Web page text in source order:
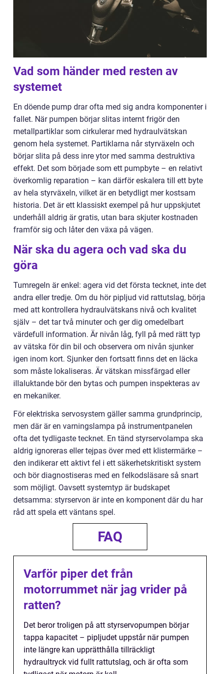
Vad som händer med resten av
systemet
En döende pump drar ofta med sig andra komponenter i
fallet. När pumpen börjar slitas internt frigör den
metallpartiklar som cirkulerar med hydraulvätskan
genom hela systemet. Partiklarna når styrväxeln och
börjar slita på dess inre ytor med samma destruktiva
effekt. Det som började som ett pumpbyte – en relativt
överkomlig reparation – kan därför eskalera till ett byte
av hela styrväxeln, vilket är en betydligt mer kostsam
historia. Det är ett klassiskt exempel på hur uppskjutet
underhåll aldrig är gratis, utan bara skjuter kostnaden
framför sig och låter den växa på vägen.
När ska du agera och vad ska du
göra
Tumregeln är enkel: agera vid det första tecknet, inte det
andra eller tredje. Om du hör pipljud vid rattutslag, börja
med att kontrollera hydraulvätskans nivå och kvalitet
själv – det tar två minuter och ger dig omedelbart
värdefull information. Är nivån låg, fyll på med rätt typ
av vätska för din bil och observera om nivån sjunker
igen inom kort. Sjunker den fortsatt finns det en läcka
som måste lokaliseras. Är vätskan missfärgad eller
illaluktande bör den bytas och pumpen inspekteras av
en mekaniker.
För elektriska servosystem gäller samma grundprincip,
men där är en varningslampa på instrumentpanelen
ofta det tydligaste tecknet. En tänd styrservolampa ska
aldrig ignoreras eller tejpas över med ett klistermärke –
den indikerar ett aktivt fel i ett säkerhetskritiskt system
och bör diagnostiseras med en felkodsläsare så snart
som möjligt. Oavsett systemtyp är budskapet
detsamma: styrservon är inte en komponent där du har
råd att spela ett väntans spel.
FAQ
Varför piper det från
motorrummet när jag vrider på
ratten?
Det beror troligen på att styrservopumpen börjar
tappa kapacitet – pipljudet uppstår när pumpen
inte längre kan upprätthålla tillräckligt
hydraultryck vid fullt rattutslag, och är ofta som